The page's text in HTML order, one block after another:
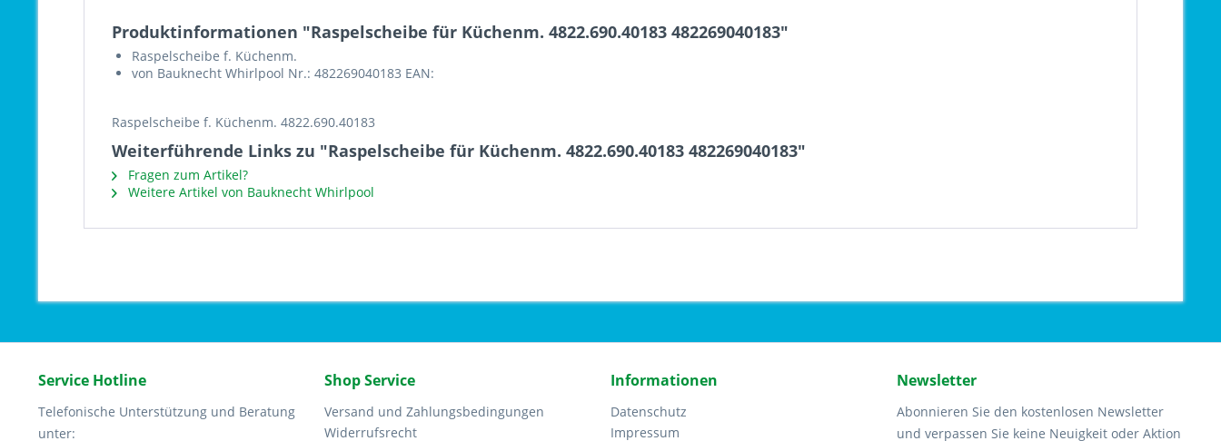
Produktinformationen "Raspelscheibe für Küchenm. 4822.690.40183 482269040183"
Raspelscheibe f. Küchenm.
von Bauknecht Whirlpool Nr.: 482269040183 EAN:
Raspelscheibe f. Küchenm. 4822.690.40183
Weiterführende Links zu "Raspelscheibe für Küchenm. 4822.690.40183 482269040183"
Fragen zum Artikel?
Weitere Artikel von Bauknecht Whirlpool
Service Hotline
Telefonische Unterstützung und Beratung
unter:
Shop Service
Versand und Zahlungsbedingungen
Widerrufsrecht
Informationen
Datenschutz
Impressum
Newsletter
Abonnieren Sie den kostenlosen Newsletter
und verpassen Sie keine Neuigkeit oder Aktion